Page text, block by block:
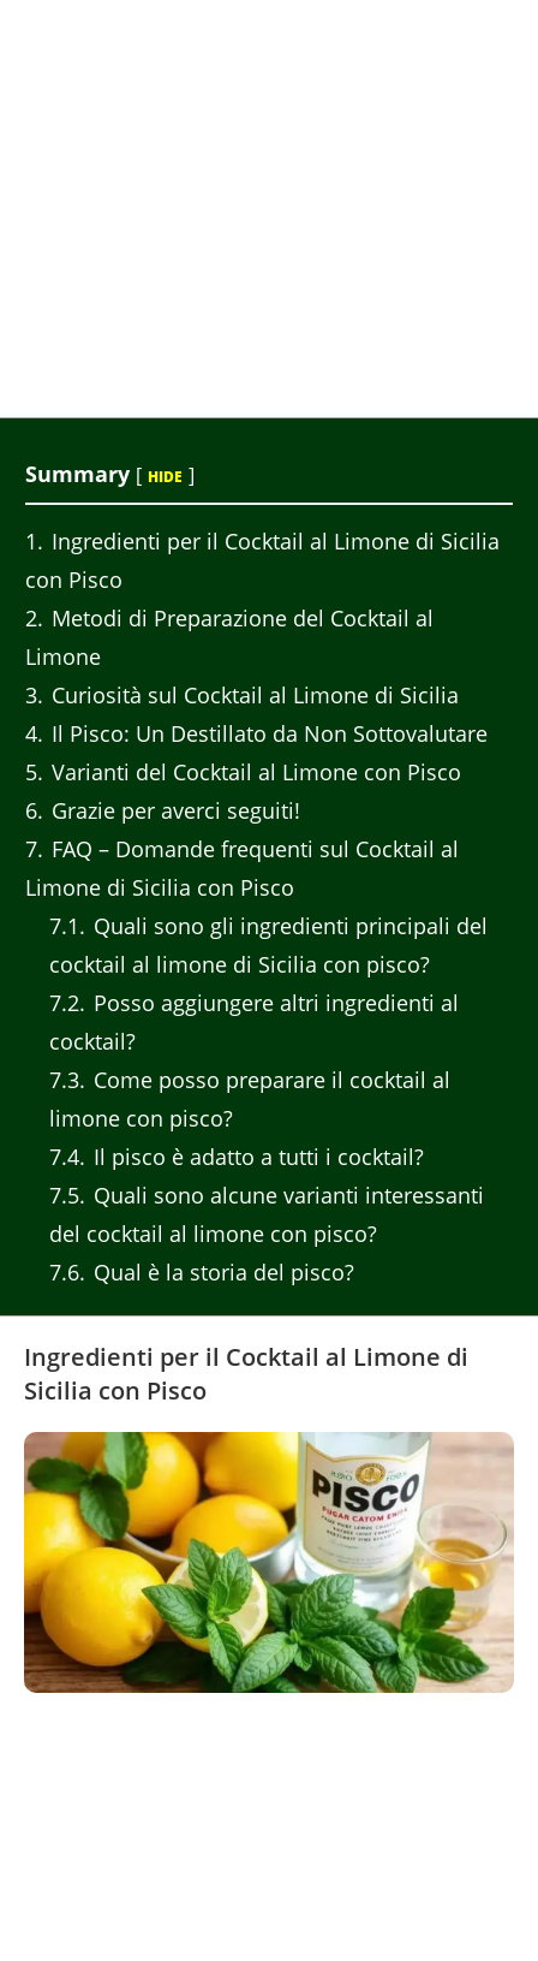
Summary [ HIDE ]
1
Ingredienti per il Cocktail al Limone di Sicilia
con Pisco
2 Metodi di Preparazione del Cocktail al
Limone
3 Curiosità sul Cocktail al Limone di Sicilia
4 Il Pisco: Un Destillato da Non Sottovalutare
5 Varianti del Cocktail al Limone con Pisco
6 Grazie per averci seguiti!
7 FAQ – Domande frequenti sul Cocktail al
Limone di Sicilia con Pisco
7.1
Quali sono gli ingredienti principali del
cocktail al limone di Sicilia con pisco?
7.2 Posso aggiungere altri ingredienti al
cocktail?
7.3 Come posso preparare il cocktail al
limone con pisco?
7.4 Il pisco è adatto a tutti i cocktail?
7.5 Quali sono alcune varianti interessanti
del cocktail al limone con pisco?
7.6 Qual è la storia del pisco?
Ingredienti per il Cocktail al Limone di
Sicilia con Pisco